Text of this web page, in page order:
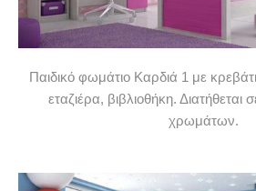
Παιδικό φωμάτιο Καρδιά 1 με
εταζιέρα, βιβλιοθήκη. Διατήθεται
χρωμάτων.